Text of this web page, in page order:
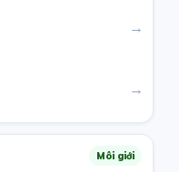
→
→
Môi giới